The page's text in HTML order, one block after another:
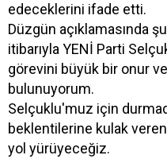
edeceklerini ifade etti.
Düzgün açıklamasında
itibarıyla YENİ Parti
görevini büyük bir onur
bulunuyorum.
Selçuklu'muz için
beklentilerine kulak
yol yürüyeceğiz.